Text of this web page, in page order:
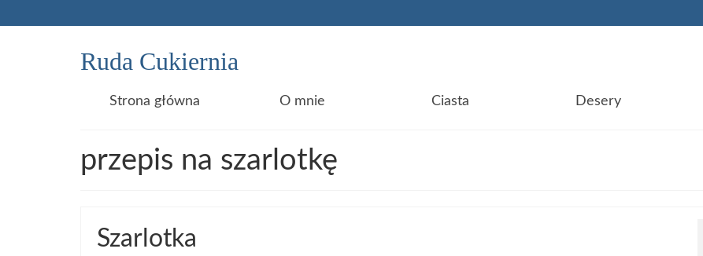
Ruda Cukiernia
Strona główna O mnie Ciasta Desery
przepis na szarlotkę
Szarlotka